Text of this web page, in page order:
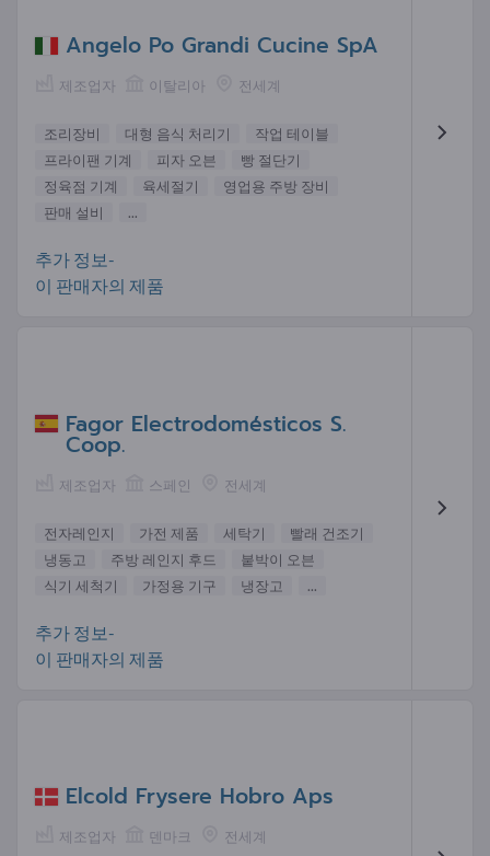
Angelo Po Grandi Cucine SpA
제조업자 이탈리아 전세계
조리장비 대형 음식 처리기
작업 테이블
프라이팬 기계
피자 오븐
빵 절단기
정육점 기계
육세절기
영업용 주방 장비
판매 설비
...
추가 정보-
이 판매자의 제품
Fagor Electrodomésticos S.
Coop.
제조업자 스페인 전세계
전자레인지 가전 제품 세탁기
빨래 건조기
냉동고
주방 레인지 후드
붙박이 오븐
식기 세척기
가정용 기구 냉장고 ...
추가 정보-
이 판매자의 제품
Elcold Frysere Hobro Aps
제조업자 덴마크 전세계